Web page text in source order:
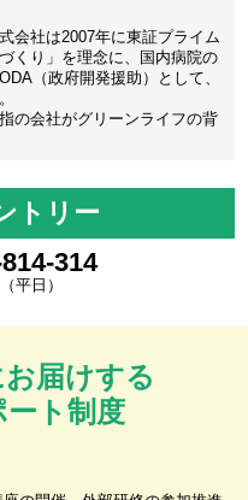
会社は2007年に東証プライム
くり」を理念に、国内病院の
（政府開発援助）として、
の会社がグリーンライフの背
トリー
314
平日）
届けする
ート制度